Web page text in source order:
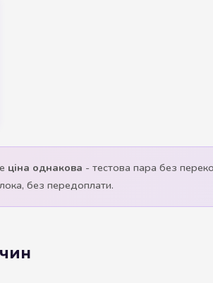
ціна однакова - тестова пара без
без передоплати.